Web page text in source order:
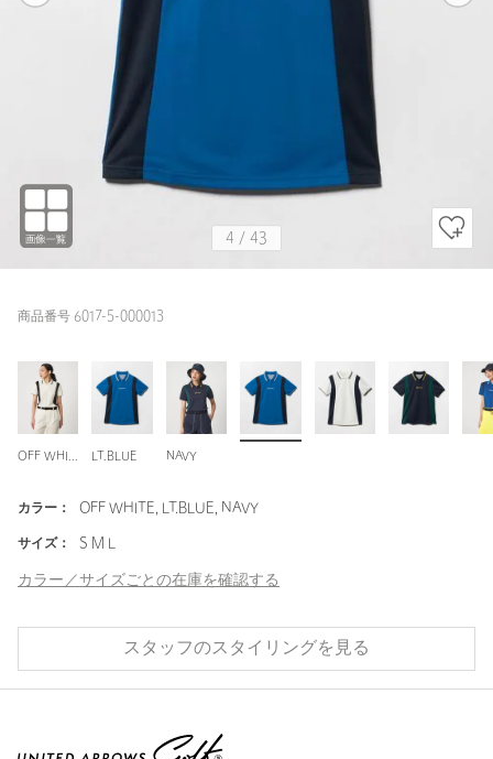
4 / 43
商品番号 6017-5-000013
LT.BLUE NAVY
カラー： OFF WHITE, LT.BLUE, NAVY
サイズ： S M L
カラー／サイズごとの在庫を確認する
スタッフのスタイリングを見る